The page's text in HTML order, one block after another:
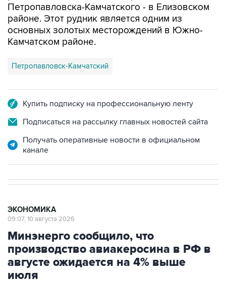
Петропавловска-Камчатского - в Елизовском
районе. Этот рудник является одним из
основных золотых месторождений в Южно-
Камчатском районе.
Петропавловск-Камчатский
Купить подписку на профессиональную ленту
Подписаться на рассылку главных новостей сайта
Получать оперативные новости в официальном
канале
ЭКОНОМИКА
09:07, 10 августа 2026
Минэнерго сообщило, что
производство авиакеросина в РФ в
августе ожидается на 4% выше
июля